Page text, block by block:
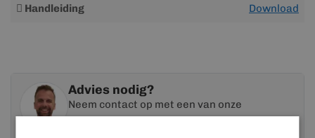
Handleiding Download
Advies nodig?
Neem contact op met een van onze